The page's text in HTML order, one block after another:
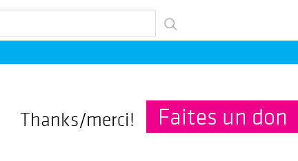
Thanks/merci! Faites un don